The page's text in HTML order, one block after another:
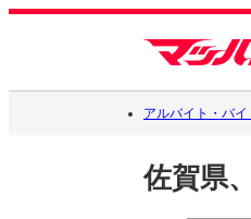
アルバイト・バ
佐賀県